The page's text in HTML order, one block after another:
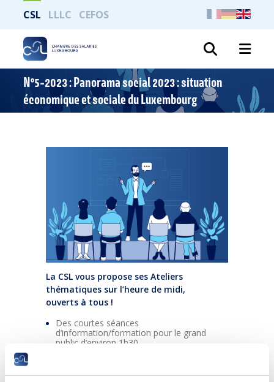
CSL LLLC CEFOS
N°5-2023 : Panorama social 2023 : situation
économique et sociale du Luxembourg
La CSL vous propose ses Ateliers
thématiques sur l’heure de midi,
ouverts à tous !
Des courtes séances
d’information/formation pour le grand
public d’environ 1h30,